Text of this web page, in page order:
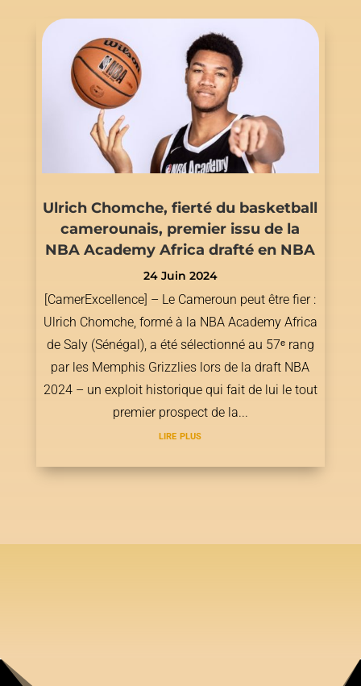
Ulrich Chomche, fierté du basketball
camerounais, premier issu de la
NBA Academy Africa drafté en NBA
24 Juin 2024
[CamerExcellence] – Le Cameroun peut être fier :
Ulrich Chomche, formé à la NBA Academy Africa
de Saly (Sénégal), a été sélectionné au 57ᵉ rang
par les Memphis Grizzlies lors de la draft NBA
2024 – un exploit historique qui fait de lui le tout
premier prospect de la...
lire plus